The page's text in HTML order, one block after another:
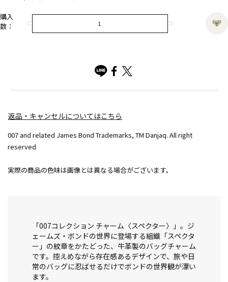
購入
数：
返品・キャンセルについてはこちら
007 and related James Bond Trademarks, TM Danjaq. All right
reserved
実際の商品の色味は画像とは異なる場合がございます。
「007コレクション チャーム〈スペクター〉」。ジ
ェームズ・ボンドの世界に登場する組織「スペクタ
ー」の紋章をかたどった、牛革製のバッグチャーム
です。控えめながら存在感あるデザインで、旅や日
常のバッグに忍ばせるだけでボンドの世界観が漂い
ます。